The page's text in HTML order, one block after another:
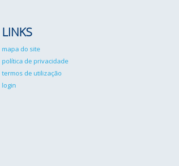
LINKS
mapa do site
política de privacidade
termos de utilização
login